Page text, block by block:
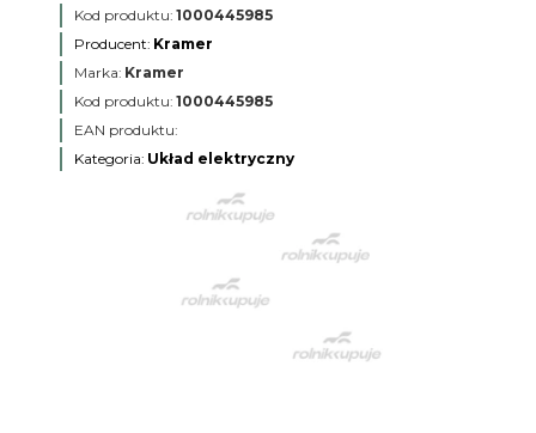
Kod produktu: 1000445985
Producent: Kramer
Marka: Kramer
Kod produktu: 1000445985
EAN produktu:
Kategoria: Układ elektryczny